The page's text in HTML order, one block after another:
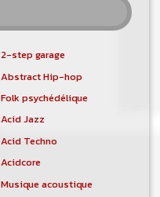
2-step garage
Abstract Hip-hop
Folk psychédélique
Acid Jazz
Acid Techno
Acidcore
Musique acoustique